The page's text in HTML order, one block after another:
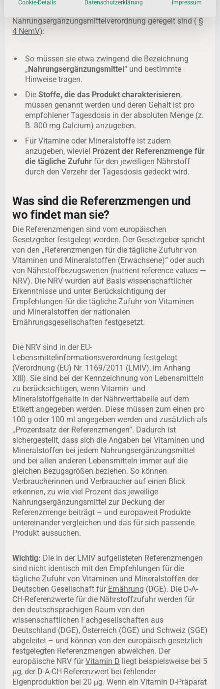
Nahrungsergänzungsmittelverordnung geregelt sind ( §
4 NemV):
So müssen sie etwa zwingend die Bezeichnung
„ Nahrungsergänzungsmittel “ und bestimmte
Hinweise tragen.
Die Stoffe, die das Produkt charakterisieren,
müssen genannt werden und deren Gehalt ist pro
empfohlener Tagesdosis in der absoluten Menge (z.
B. 800 mg Calcium) anzugeben.
Für Vitamine oder Mineralstoffe ist zudem
anzugeben, wieviel Prozent der Referenzmenge für
die tägliche Zufuhr für den jeweiligen Nährstoff
durch den Verzehrder Tagesdosis gedeckt wird.
Was sind die Referenzmengen und
wo findet man sie?
Die Referenzmengen sind vom europäischen
Gesetzgeber festgelegt worden. Der Gesetzgeber spricht
von den „Referenzmengen für die tägliche Zufuhr von
Vitaminen und Mineralstoffen (Erwachsene)“ oder auch
von Nährstoffbezugswerten (nutrient reference values —
NRV). Die NRV wurden auf Basis wissenschaftlicher
Erkenntnisse und unter Berücksichtigung der
Empfehlungen für die tägliche Zufuhr von Vitaminen
und Mineralstoffen der nationalen
Ernährungsgesellschaften festgesetzt.
Die NRV sind in der EU-
Lebensmittelinformationsverordnung festgelegt
(Verordnung (EU) Nr. 1169/2011 (LMIV), im Anhang
XIII). Sie sind bei der Kennzeichnung von Lebensmitteln
zu berücksichtigen, wenn Vitamin- und
Mineralstoffgehalte in der Nährwerttabelle auf dem
Etikett angegeben werden. Diese müssen zum einen pro
100 g oder 100 ml angegeben werden und zusätzlich als
„Prozentsatz der Referenzmengen“. Dadurch ist
sichergestellt, dass sich die Angaben bei Vitaminen und
Mineralstoffen bei jedem Nahrungsergänzungsmittel
und bei allen anderen Lebensmitteln immer auf die
gleichen Bezugsgrößen beziehen. So können
Verbraucherinnen und Verbraucher auf einen Blick
erkennen, zu wie viel Prozent das jeweilige
Nahrungsergänzungsmittel zur Deckung der
Referenzmenge beiträgt – und europaweit Produkte
untereinander vergleichen und das für sich passende
Produkt aussuchen.
Wichtig: Die in der LMIV aufgelisteten Referenzmengen
sind nicht identisch mit den Empfehlungen für die
tägliche Zufuhr von Vitaminen und Mineralstoffen der
Deutschen Gesellschaft für Ernährung (DGE). Die D-A-
CH-Referenzwerte für die Nährstoffzufuhr werden für
den deutschsprachigen Raum von den
wissenschaftlichen Fachgesellschaften aus
Deutschland (DGE), Österreich (ÖGE) und Schweiz (SGE)
abgeleitet – und können von den europäisch gesetzlich
festgelegten Referenzmengen abweichen. Der
europäische NRV fürVitamin D liegt beispielsweise bei 5
µg, der D-A-CH-Referenzwert bei fehlender
Eigenproduktion bei 20 µg. Wenn ein Vitamin D-Präparat
Cookie-Details Datenschutzerklärung Impressum